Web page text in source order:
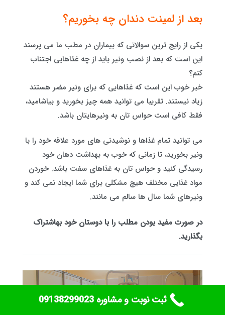
بعد از لمینت دندان چه بخوریم؟
یکی از رایج ترین سوالاتی که بیماران در مطب ما می پرسند
این است که بعد از نصب ونیر باید از چه غذاهایی اجتناب
کنم؟
خبر خوب این است که غذاهایی که برای ونیر مضر هستند
زیاد نیستند. تقریبا می توانید همه‌ چیز بخورید و بیاشامید،
فقط کافی است حواس تان به ونیرهایتان باشد.
می توانید تمام غذاها و نوشیدنی های مورد علاقه‌ خود را با
ونیر بخورید، تا زمانی که خوب به بهداشت دهان خود
رسیدگی کنید و حواس تان به غذاهای سفت باشد. خوردن
مواد غذایی مختلف هیچ مشکلی برای شما ایجاد نمی کند و
ونیرهای شما سال ها سالم می مانند.
در صورت مفید بودن مطلب را با دوستان خود بهاشتراک
بگذارید.
ثبت نوبت و مشاوره ‎09138299023